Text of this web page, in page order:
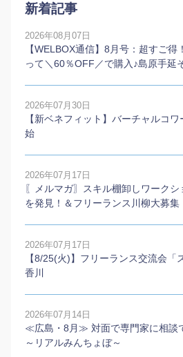
新着記事
2026年08月07日
【WELBOX通信】8月号：超すご
って＼60％OFF／で購入♪島原手延
2026年07月30日
【新ベネフィット】バーチャルコ
始
2026年07月17日
〖メルマガ〗スキル棚卸しワーク
を発見！＆フリーランス川柳大募集
2026年07月17日
【8/25(火)】フリーランス交流会「
香川
2026年07月14日
≪広島・8月≫ 対面で専門家に相談
～リアルみんちょぼ～